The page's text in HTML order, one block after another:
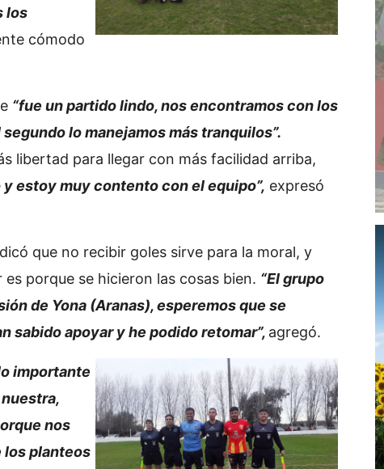
los
cómodo
“fue un partido lindo, nos encontramos con los
lo manejamos más tranquilos”.
libertad para llegar con más facilidad arriba,
estoy muy contento con el equipo”, expresó
que no recibir goles sirve para la moral, y
porque se hicieron las cosas bien. “El grupo
de Yona (Aranas), esperemos que se
sabido apoyar y he podido retomar”, agregó.
importante
nos
los planteos